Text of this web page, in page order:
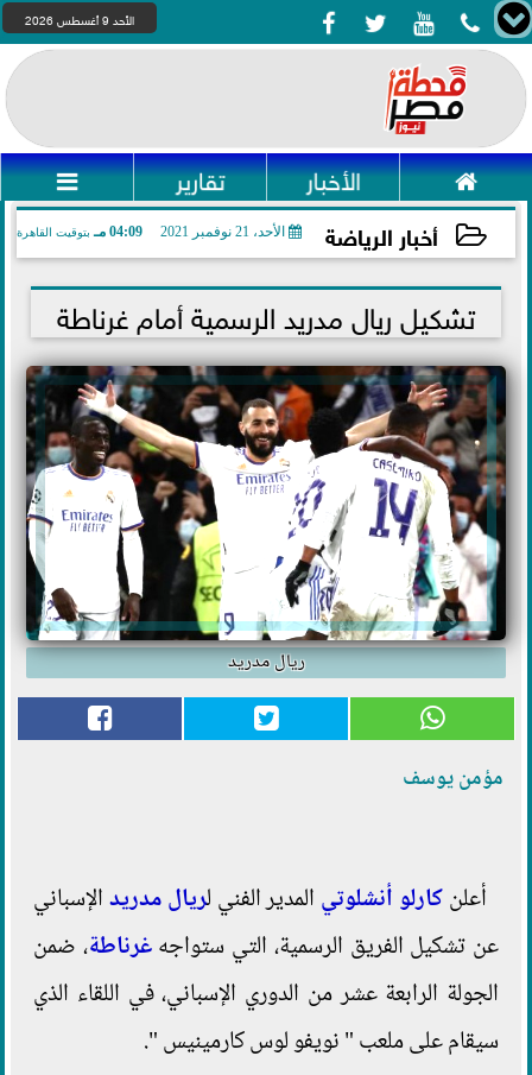
    الأحد 9 أغسطس 2026
 الأخبار تقارير 
أخبار الرياضة الأحد، 21 نوفمبر 2021 04:09 مـ بتوقيت القاهرة
2021-11-21 16:09:34تشكيل ريال مدريد الرسمية أمام غرناطة
ريال مدريد
مؤمن يوسف
أعلنكارلو أنشلوتي المدير الفني لريال مدريدالإسباني
عن تشكيل الفريق الرسمية، التي ستواجهغرناطة، ضمن
الجولة الرابعة عشر من الدوري الإسباني، في اللقاء الذي
سيقام على ملعب " نويفو لوس كارمينيس ".